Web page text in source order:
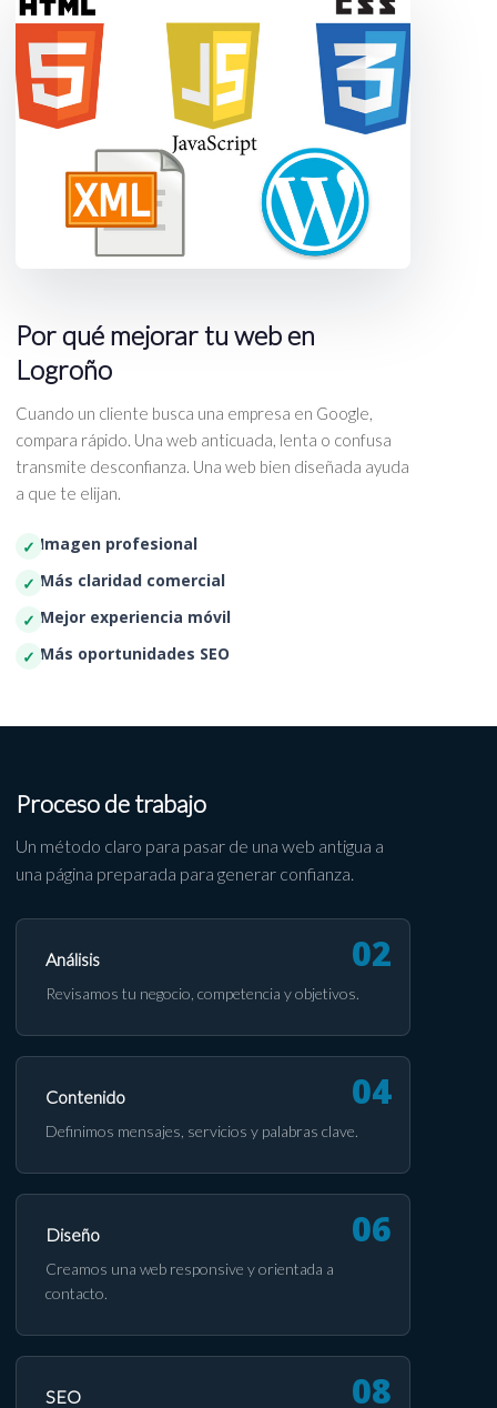
Por qué mejorar tu web en
Logroño
Cuando un cliente busca una empresa en Google,
compara rápido. Una web anticuada, lenta o confusa
transmite desconfianza. Una web bien diseñada ayuda
a que te elijan.
Imagen profesional
Más claridad comercial
Mejor experiencia móvil
Más oportunidades SEO
Proceso de trabajo
Un método claro para pasar de una web antigua a
una página preparada para generar confianza.
Análisis
Revisamos tu negocio, competencia y objetivos.
Contenido
Definimos mensajes, servicios y palabras clave.
Diseño
Creamos una web responsive y orientada a
contacto.
SEO